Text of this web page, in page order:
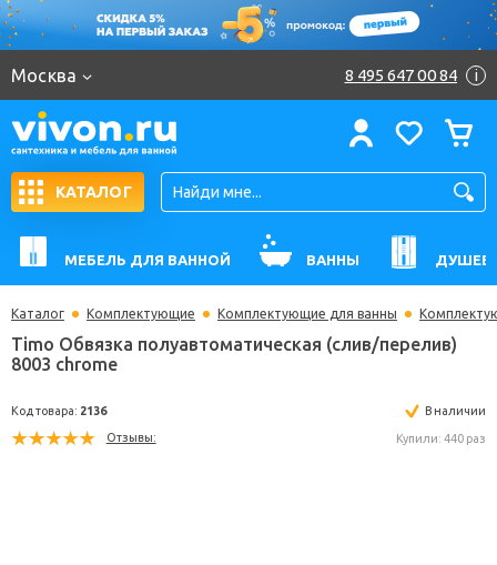
Москва 8 495 647 00 84 i
КАТАЛОГ
МЕБЕЛЬ ДЛЯ ВАННОЙ ВАННЫ
Каталог Комплектующие Комплектующие для ванны
8003 chrome